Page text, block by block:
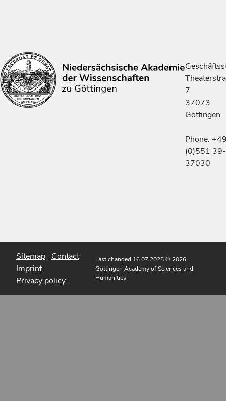
7
37073
Göttingen
Phone:
(0)551 39-
37030
Sitemap Contact
Imprint
Privacy policy
Last changed 16.07.2025© 2026
Göttingen Academy of Sciences and
Humanities